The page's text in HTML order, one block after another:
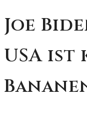
Joe
USA ist